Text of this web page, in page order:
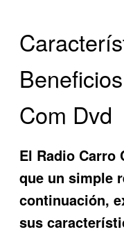
Com Dvd
El Radio Carro
que un simple
continuación,
sus